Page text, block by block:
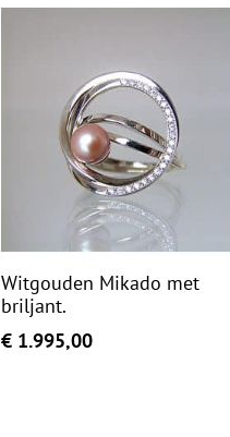
Witgouden Mikado met
briljant.
€ 1.995,00